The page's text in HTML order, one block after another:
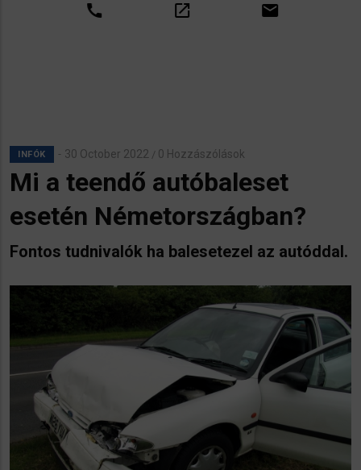
call open_in_new email
INFÓK 30 October 2022/ 0 Hozzászólások
Mi a teendő autóbaleset
esetén Németországban?
Fontos tudnivalók ha balesetezel az autóddal.